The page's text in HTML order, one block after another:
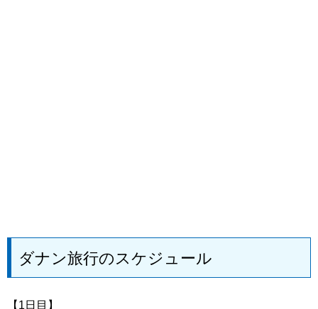
ダナン旅行のスケジュール
【1日目】